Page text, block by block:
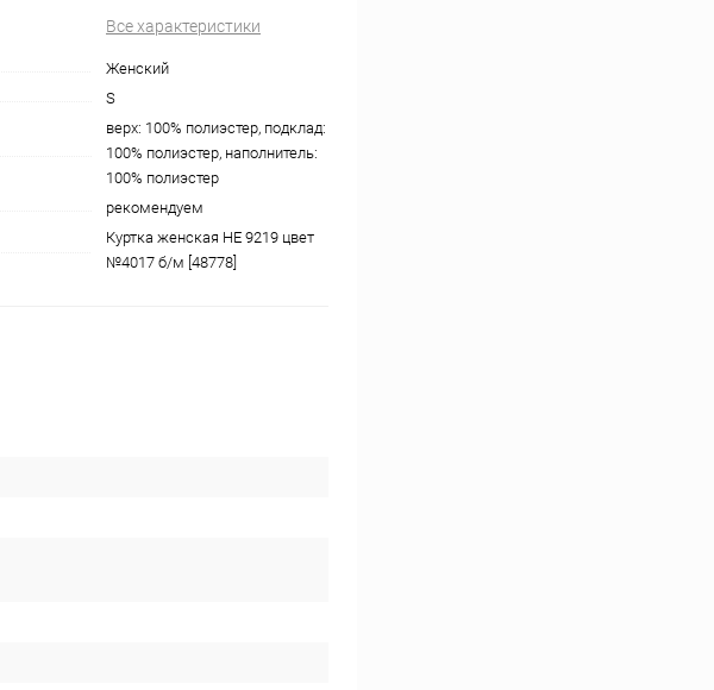
Все характеристики
Женский
S
верх: 100% полиэстер, подклад:
100% полиэстер, наполнитель:
100% полиэстер
рекомендуем
Куртка женская HE 9219 цвет
№4017 б/м [48778]